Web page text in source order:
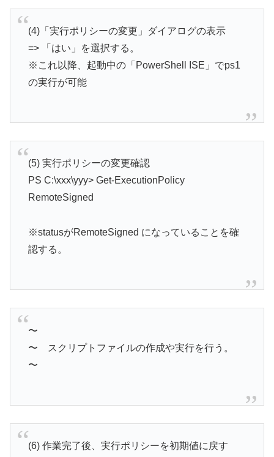
(4)「実行ポリシーの変更」ダイアログの表示
=> 「はい」を選択する。
※これ以降、起動中の「PowerShell ISE」でps1
の実行が可能
(5) 実行ポリシーの変更確認
PS C:\xxx\yyy> Get-ExecutionPolicy
RemoteSigned
※statusがRemoteSigned になっていることを確
認する。
〜
〜 スクリプトファイルの作成や実行を行う。
〜
(6) 作業完了後、実行ポリシーを初期値に戻す